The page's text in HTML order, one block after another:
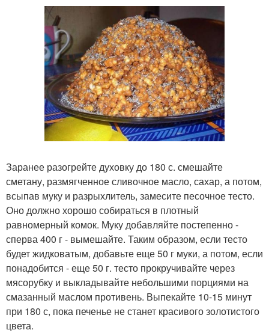
Заранее разогрейте духовку до 180 с. смешайте
сметану, размягченное сливочное масло, сахар, а потом,
всыпав муку и разрыхлитель, замесите песочное тесто.
Оно должно хорошо собираться в плотный
равномерный комок. Муку добавляйте постепенно -
сперва 400 г - вымешайте. Таким образом, если тесто
будет жидковатым, добавьте еще 50 г муки, а потом, если
понадобится - еще 50 г. тесто прокручивайте через
мясорубку и выкладывайте небольшими порциями на
смазанный маслом противень. Выпекайте 10-15 минут
при 180 с, пока печенье не станет красивого золотистого
цвета.